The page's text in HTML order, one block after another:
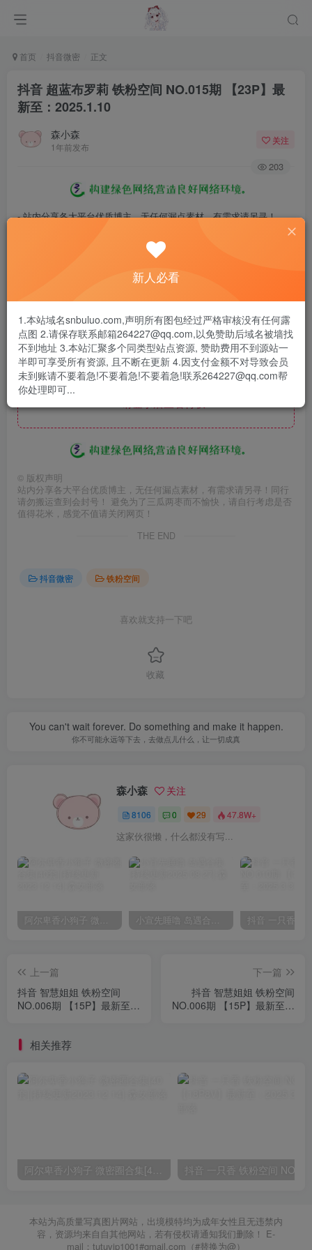
首页 抖音微密 正文
抖音 超蓝布罗莉 铁粉空间 NO.015期 【23P】最
新至：2025.1.10
森小森
1年前发布
关注
203
- 站内分享各大平台优质博主，无任何漏点素材，有需求请另寻！
- 百度网盘提示提取码错误，请更换浏览器重试，这是百度网盘版本问
- 遇见解压密码不对、无法解压，请查看《解压教程》
- 资源失效/充值未到账/账号解禁...等问题请《提交工单》
此处内容已隐藏，赞助会员可见
© 版权声明
站内分享各大平台优质博主，无任何漏点素材，有需求请另寻！同行
请勿搬运查到会封号！ 避免为了三瓜两枣而不愉快，请自行考虑是否
值得花米，感觉不值请关闭网页！
THE END
抖音微密 铁粉空间
喜欢就支持一下吧
收藏
You can't wait forever. Do something and make it happen.
你不可能永远等下去，去做点儿什么，让一切成真
森小森 关注
8106 0 29 47.8W+
这家伙很懒，什么都没有写...
阿尔卑香小狗子 微密圈合集[40套][持续更新2023.12.14] 小宣先睡噜 岛遇合集[持续更新2025.08.27]
上一篇
抖音 智慧姐姐 铁粉空间
NO.006期 【15P】最新至：
下一篇
抖音 智慧姐姐 铁粉空间
NO.006期 【15P】最新至：
相关推荐
本站为高质量写真图片网站，出境模特均为成年女性且无违禁内
容，资源均来自自其他网站，若有侵权请通知我们删除！ E-
mail：tutuvip1001#gmail.com（#替换为@）
新人必看
1.本站域名snbuluo.com,声明所有图包经过严格审核没有任何露
点图 2.请保存联系邮箱264227@qq.com,以免赞助后域名被墙找
不到地址 3.本站汇聚多个同类型站点资源, 赞助费用不到源站一
半即可享受所有资源, 且不断在更新 4.因支付金额不对导致会员
未到账请不要着急!不要着急!不要着急!联系264227@qq.com帮
你处理即可...